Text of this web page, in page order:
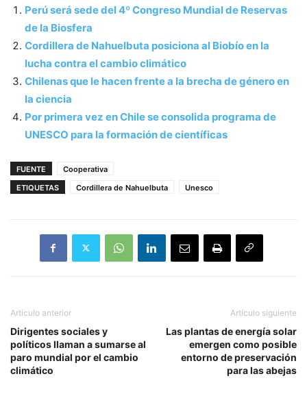
Perú será sede del 4º Congreso Mundial de Reservas
de la Biosfera
Cordillera de Nahuelbuta posiciona al Biobío en la
lucha contra el cambio climático
Chilenas que le hacen frente a la brecha de género en
la ciencia
Por primera vez en Chile se consolida programa de
UNESCO para la formación de científicas
FUENTE
Cooperativa
ETIQUETAS
Cordillera de Nahuelbuta Unesco
Artículo anterior
Dirigentes sociales y
políticos llaman a sumarse al
paro mundial por el cambio
climático
Artículo siguiente
Las plantas de energía solar
emergen como posible
entorno de preservación
para las abejas